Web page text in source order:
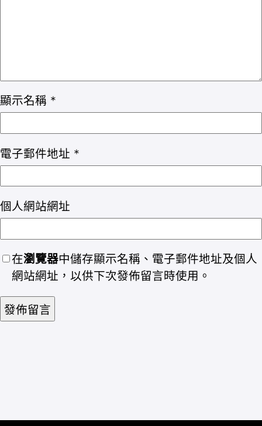
顯示名稱 *
電子郵件地址 *
個人網站網址
在瀏覽器中儲存顯示名稱、電子郵件地址及個人
網站網址，以供下次發佈留言時使用。